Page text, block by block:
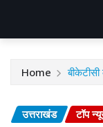
Home
उत्तराखंड टॉप